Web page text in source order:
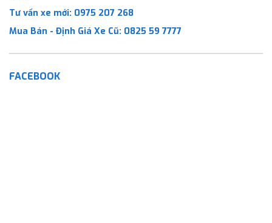
Tư vấn xe mới: 0975 207 268
Mua Bán - Định Giá Xe Cũ: 0825 59 7777
FACEBOOK